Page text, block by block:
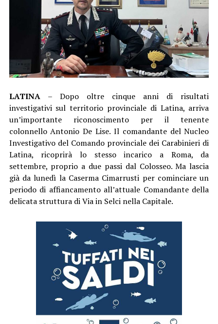
LATINA– Dopo oltre cinque anni di risultati
investigativi sul territorio provinciale di Latina, arriva
un’importante riconoscimento per il tenente
colonnello Antonio De Lise. Il comandante del Nucleo
Investigativo del Comando provinciale dei Carabinieri di
Latina, ricoprirà lo stesso incarico a Roma, da
settembre, proprio a due passi dal Colosseo. Ma lascia
già da lunedì la Caserma Cimarrusti per cominciare un
periodo di affiancamento all’attuale Comandante della
delicata struttura di Via in Selci nella Capitale.